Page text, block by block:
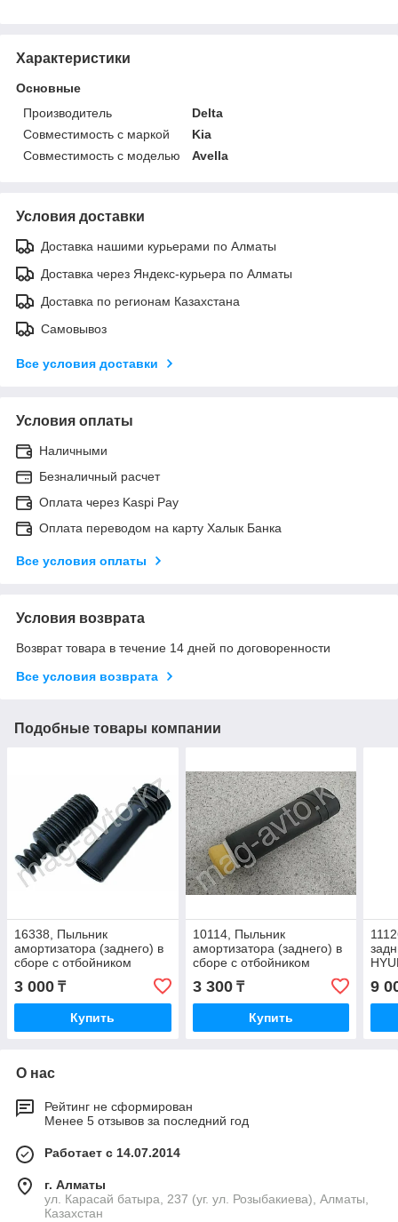
Характеристики
Основные
Производитель
Delta
Совместимость с маркой
Kia
Совместимость с моделью
Avella
Условия доставки
Доставка нашими курьерами по Алматы
Доставка через Яндекс-курьера по Алматы
Доставка по регионам Казахстана
Самовывоз
Все условия доставки
Условия оплаты
Наличными
Безналичный расчет
Оплата через Kaspi Pay
Оплата переводом на карту Халык Банка
Все условия оплаты
Условия возврата
Возврат товара в течение 14 дней по договоренности
Все условия возврата
Подобные товары компании
16338, Пыльник
амортизатора (заднего) в
сборе с отбойником
1C002
3 000 ₸
Купить
10114, Пыльник
амортизатора (заднего) в
сборе с отбойником
901-512-JT35
3 300₸
Купить
9
О нас
Рейтинг не сформирован
Менее 5 отзывов за последний год
Работает с 14.07.2014
г. Алматы
ул. Карасай батыра, 237 (уг. ул. Розыбакиева), Алматы,
Казахстан